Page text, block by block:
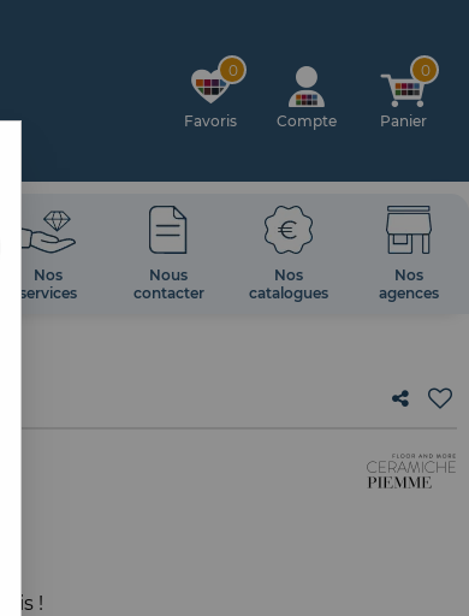
0
Favoris Compte
0
Panier
Nos
services
Nous
contacter
Nos
catalogues
Nos
agences
!